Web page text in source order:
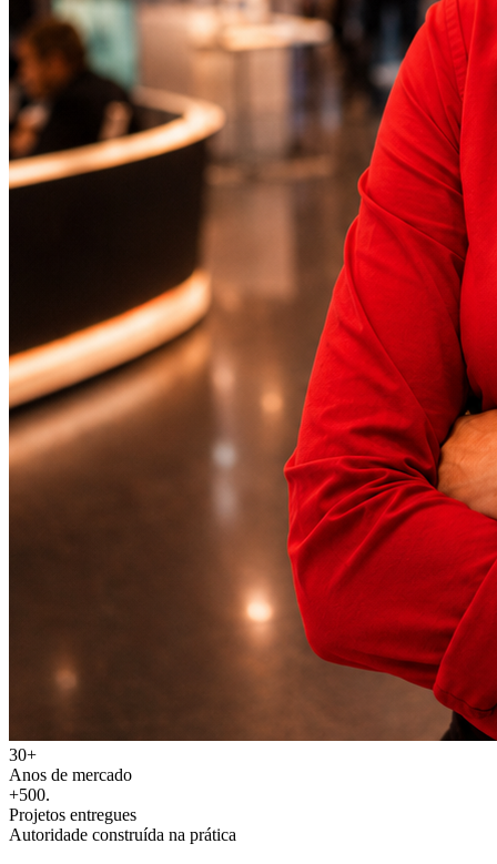
30+
Anos de mercado
+500.
Projetos entregues
Autoridade construída na prática